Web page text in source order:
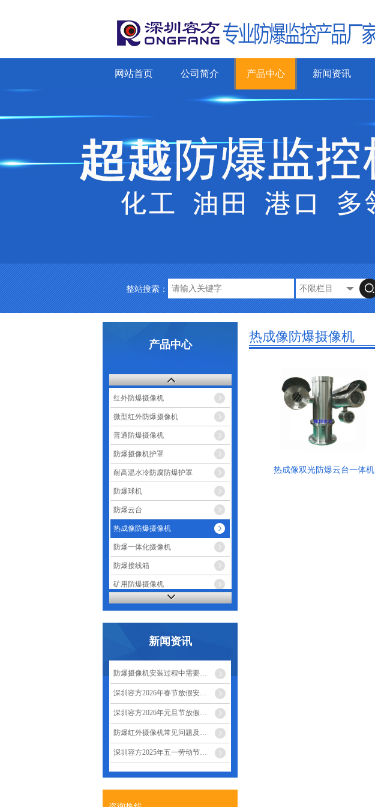
网站首页 公司简介 产品中心 新闻资讯
整站搜索：
产品中心
红外防爆摄像机
微型红外防爆摄像机
普通防爆摄像机
防爆摄像机护罩
耐高温水冷防腐防爆护罩
防爆球机
防爆云台
热成像防爆摄像机
防爆一体化摄像机
防爆接线箱
矿用防爆摄像机
无感加油支付系统
防爆监控辅助设备
新闻资讯
防爆摄像机安装过程中需要…
深圳容方2026年春节放假安…
深圳容方2026年元旦节放假…
防爆红外摄像机常见问题及…
深圳容方2025年五一劳动节…
热成像防爆摄像机
热成像双光防爆云台一体机